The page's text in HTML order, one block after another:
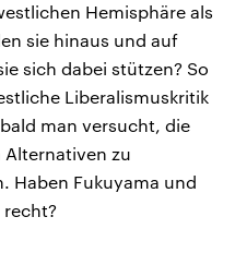
Hemisphäre als
sie hinaus und auf
sich dabei stützen? So
Liberalismuskritik
man versucht, die
zu
Haben Fukuyama und